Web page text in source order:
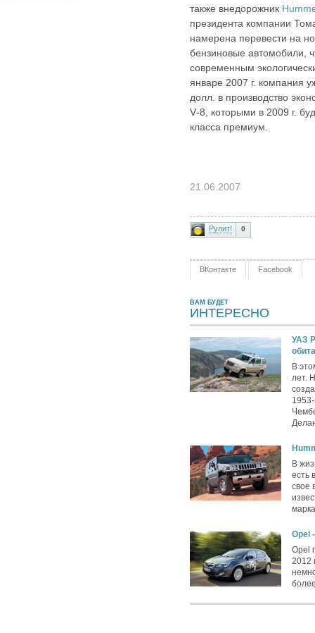
также внедорожник
президента компании
намерена перевести на
бензиновые автомобили,
современным
январе 2007 г. компания
долл. в производство
V‑8, которыми в 2009 г.
класса премиум.
21.06.2007
Рулит! 0
ВКонтакте Facebook
ВАМ БУДЕТ
ИНТЕРЕСНО
УАЗ
В
лет.
В
есть
свое
Opel
Opel
2012